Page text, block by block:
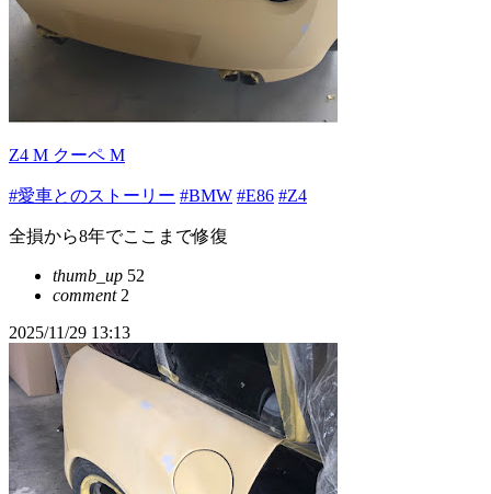
Z4 M クーペ M
#愛車とのストーリー #BMW #E86 #Z4
全損から8年でここまで修復
thumb_up 52
comment2
2025/11/29 13:13